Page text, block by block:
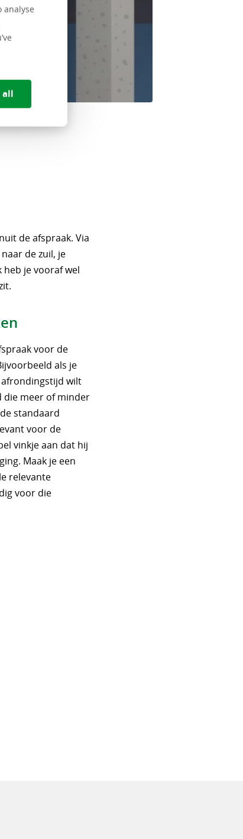
analyse
all
de afspraak. Via
de zuil, je
je vooraf wel
voor de
als je
wilt
die meer of minder
standaard
voor de
vinkje aan dat hij
Maak je een
relevante
voor die